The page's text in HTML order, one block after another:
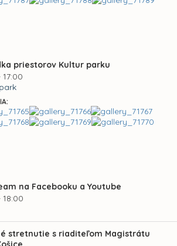
priestorov Kultur parku
na Facebooku a Youtube
stretnutie s riaditeľom Magistrátu